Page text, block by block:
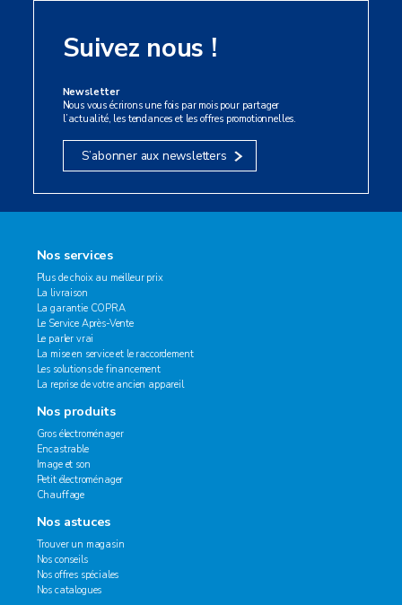
Suivez nous !
Newsletter
Nous vous écrirons une fois par mois pour partager
l’actualité, les tendances et les offres promotionnelles.
S’abonner aux newsletters
Nos services
Plus de choix au meilleur prix
La livraison
La garantie COPRA
Le Service Après-Vente
Le parler vrai
La mise en service et le raccordement
Les solutions de financement
La reprise de votre ancien appareil
Nos produits
Gros électroménager
Encastrable
Image et son
Petit électroménager
Chauffage
Nos astuces
Trouver un magasin
Nos conseils
Nos offres spéciales
Nos catalogues